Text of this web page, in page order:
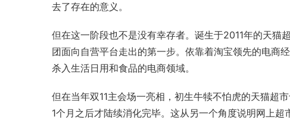
去了存在的意义。
但在这一阶段也不是没有幸存者。诞生于2011年的天猫
团面向自营平台走出的第一步。依靠着淘宝领先的电商
杀入生活日用和食品的电商领域。
但在当年双11主会场一亮相，初生牛犊不怕虎的天猫超
1个月之后才陆续消化完毕。这从另一个角度说明网上